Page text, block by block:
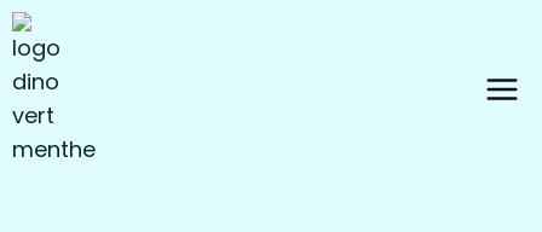
Aller
au
contenu